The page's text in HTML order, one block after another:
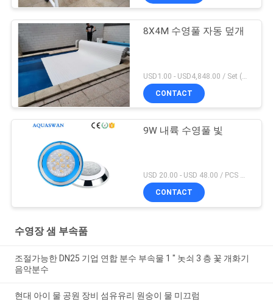
8X4M 수영풀 자동 덮개
CONTACT
9W 내륙 수영풀 빛
USD 20.00 - USD 48.00 / PCS MOQ:1 PC
CONTACT
수영장 샘 부속품
조절가능한 DN25 기업 연합 분수 부속물 1 " 놋쇠 3 층 꽃 개화기
음악분수
현대 아이 물 공원 장비 섬유유리 원숭이 물 미끄럼